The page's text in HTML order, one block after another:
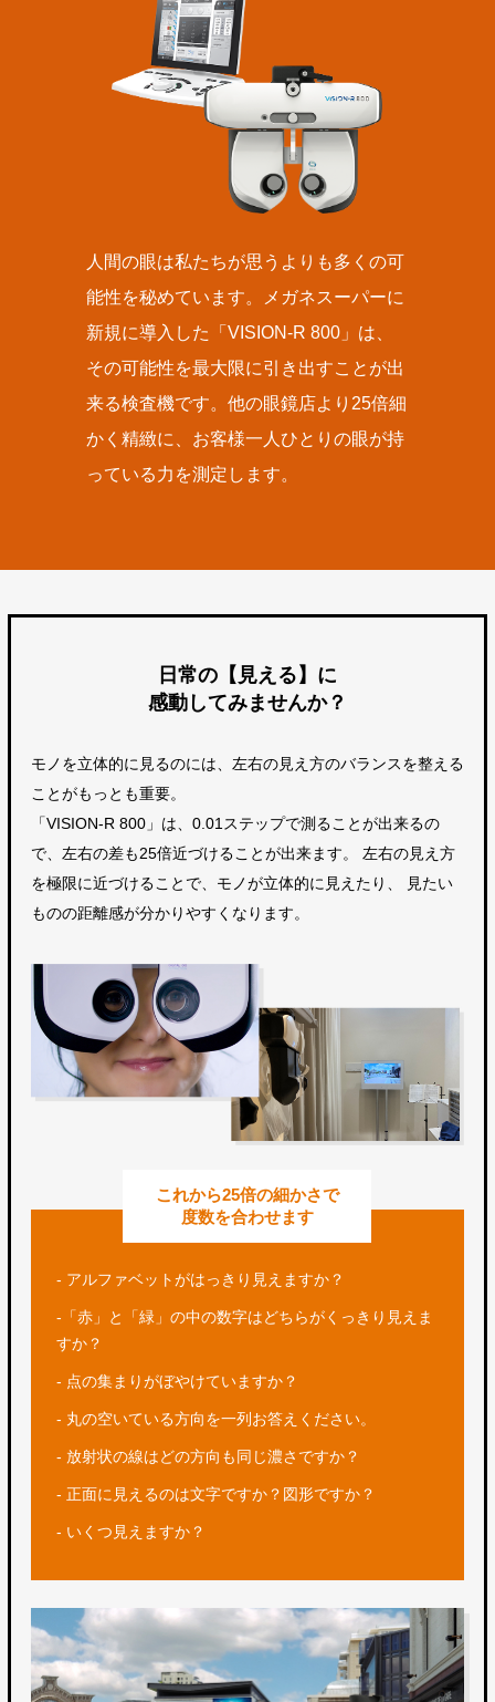
人間の眼は私たちが思うよりも多くの可
能性を秘めています。メガネスーパーに
新規に導入した「VISION-R 800」は、
その可能性を最大限に引き出すことが出
来る検査機です。他の眼鏡店より25倍細
かく精緻に、お客様一人ひとりの眼が持
っている力を測定します。
日常の【見える】に
感動してみませんか？
モノを立体的に見るのには、左右の見え方のバランスを整える
ことがもっとも重要。
「VISION-R 800」は、0.01ステップで測ることが出来るの
で、左右の差も25倍近づけることが出来ます。
左右の見え方
を極限に近づけることで、モノが立体的に見えたり、
見たい
ものの距離感が分かりやすくなります。
これから25倍の細かさで
度数を合わせます
- アルファベットがはっきり見えますか？
-「赤」と「緑」の中の数字はどちらがくっきり見えま
すか？
- 点の集まりがぼやけていますか？
- 丸の空いている方向を一列お答えください。
- 放射状の線はどの方向も同じ濃さですか？
- 正面に見えるのは文字ですか？図形ですか？
- いくつ見えますか？